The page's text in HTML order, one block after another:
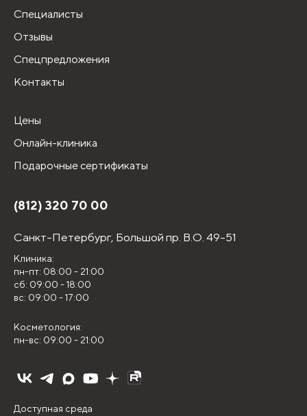
Специалисты
Отзывы
Спецпредложения
Контакты
Цены
Онлайн-клиника
Подарочные сертификаты
(812) 320 70 00
Санкт-Петербург, Большой пр. В.О. 49-51
Клиника:
пн-пт: 08:00 - 21:00
сб: 09:00 - 18:00
вс: 09:00 - 17:00
Косметология:
пн-вс: 09:00 - 21:00
Доступная среда